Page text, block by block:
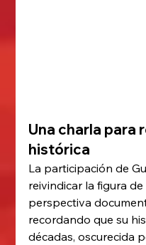
Una charla para
histórica
La participación de
reivindicar la figura
perspectiva
recordando que su
décadas, oscurecida